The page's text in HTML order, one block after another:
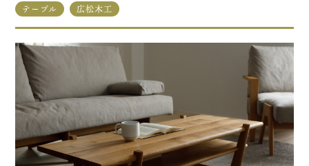
テーブル 広松木工